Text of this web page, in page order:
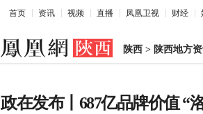
首页 资讯 视频 直播 凤凰卫视 财经
陕西 > 陕西地方
政在发布丨687亿品牌价值 “